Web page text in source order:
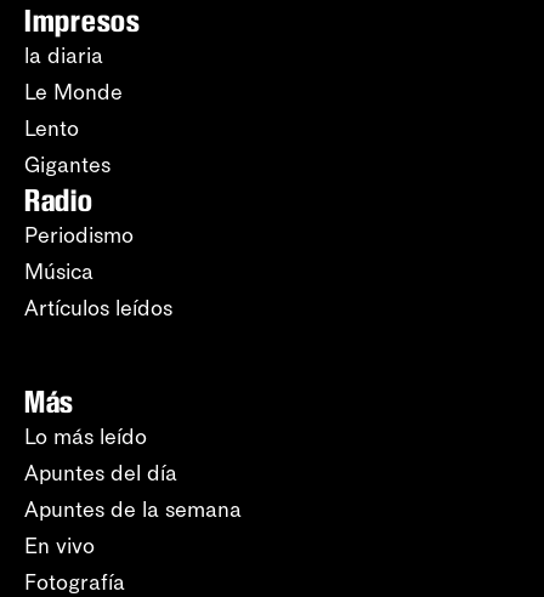
Impresos
la diaria
Le Monde
Lento
Gigantes
Radio
Periodismo
Música
Artículos leídos
Más
Lo más leído
Apuntes del día
Apuntes de la semana
En vivo
Fotografía